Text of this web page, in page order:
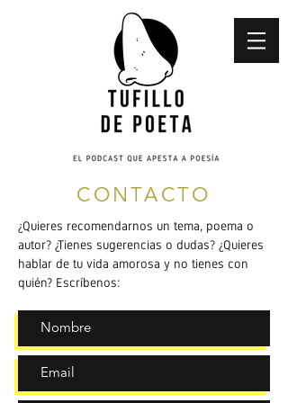
CONTACTO
¿Quieres recomendarnos un tema, poema o
autor? ¿Tienes sugerencias o dudas? ¿Quieres
hablar de tu vida amorosa y no tienes con
quién? Escríbenos: